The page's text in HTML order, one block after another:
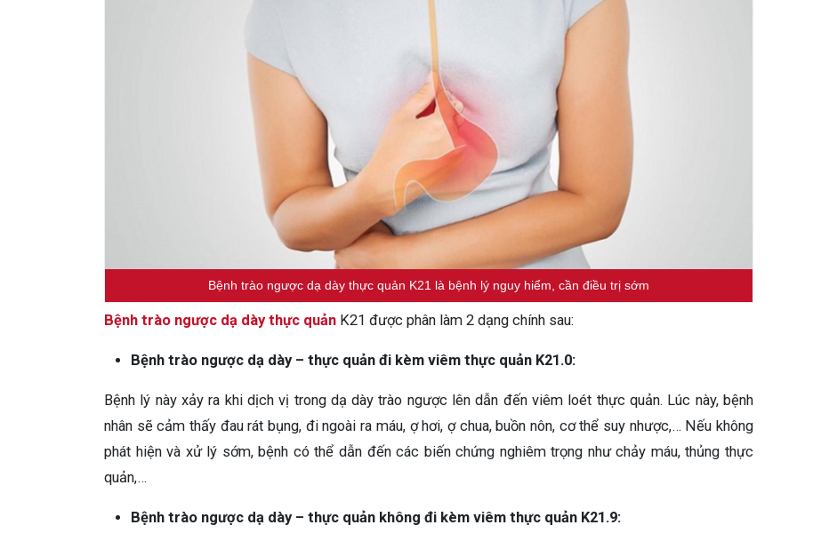
Bệnh trào ngược dạ dày thực quản K21 là bệnh lý nguy hiểm, cần điều trị sớm
Bệnh trào ngược dạ dày thực quản K21 được phân làm 2 dạng chính sau:
Bệnh trào ngược dạ dày – thực quản đi kèm viêm thực quản K21.0:
Bệnh lý này xảy ra khi dịch vị trong dạ dày trào ngược lên dẫn đến viêm loét thực quản. Lúc này, bệnh
nhân sẽ cảm thấy đau rát bụng, đi ngoài ra máu, ợ hơi, ợ chua, buồn nôn, cơ thể suy nhược,… Nếu không
phát hiện và xử lý sớm, bệnh có thể dẫn đến các biến chứng nghiêm trọng như chảy máu, thủng thực
quản,…
Bệnh trào ngược dạ dày – thực quản không đi kèm viêm thực quản K21.9: